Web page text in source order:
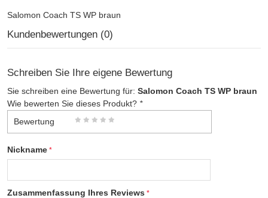
Salomon Coach TS WP braun
Kundenbewertungen (0)
Schreiben Sie Ihre eigene Bewertung
Sie schreiben eine Bewertung für: Salomon Coach TS WP braun
Wie bewerten Sie dieses Produkt? *
Bewertung
Nickname
Zusammenfassung Ihres Reviews